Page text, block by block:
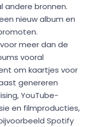
bronnen.
nieuw album en
meer dan de
vooral
om kaartjes voor
genereren
YouTube-
en filmproducties,
Spotify